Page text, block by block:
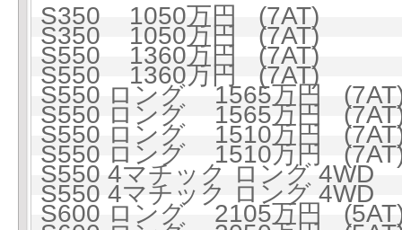
S350 1050万円 (7AT)
S350 1050万円 (7AT)
S550 1360万円 (7AT)
S550 1360万円 (7AT)
S550 ロング 1565万円
S550 ロング 1565万円
S550 ロング 1510万円
S550 ロング 1510万円
S550 4マチック ロング
S550 4マチック ロング
S600 ロング 2105万円